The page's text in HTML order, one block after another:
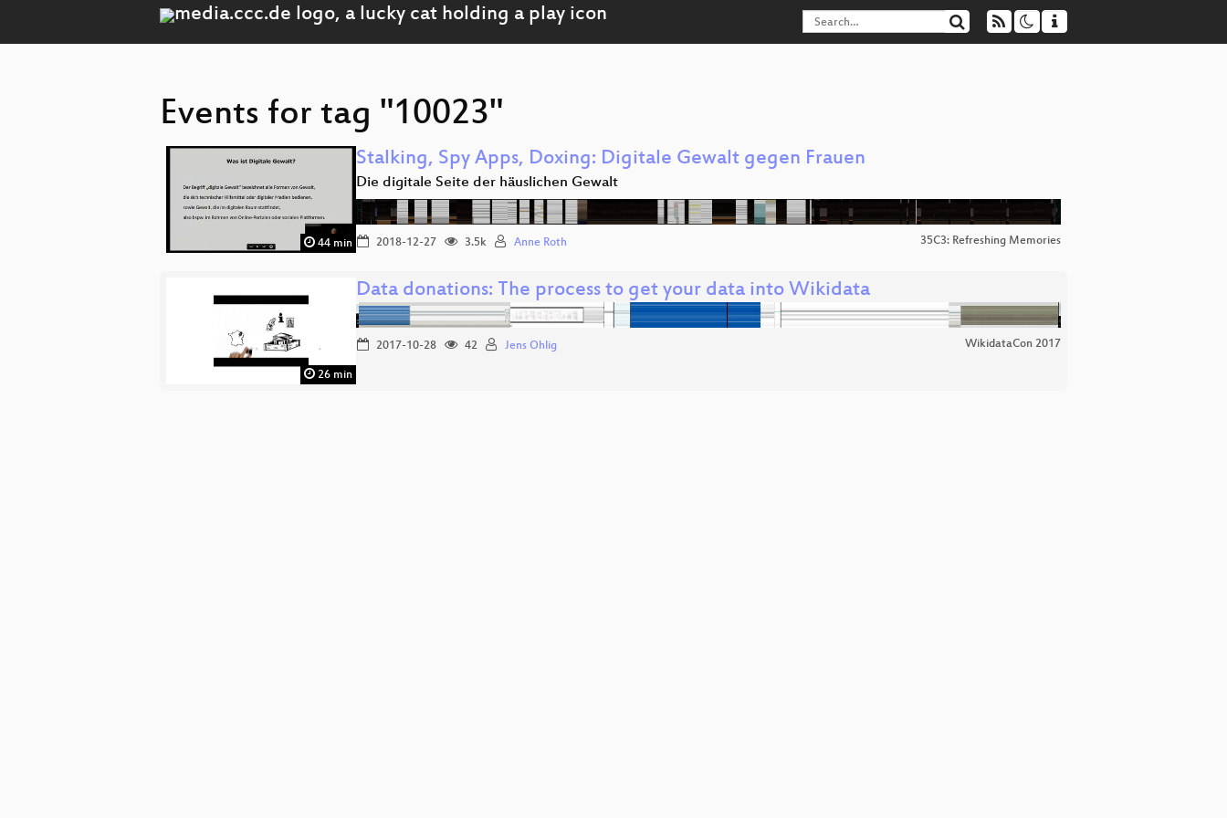
Events for tag "10023"
44 min
Stalking, Spy Apps, Doxing: Digitale Gewalt gegen Frauen
Die digitale Seite der häuslichen Gewalt
2018-12-27 3.5k Anne Roth 35C3: Refreshing Memories
26 min
Data donations: The process to get your data into Wikidata
2017-10-28 42 Jens Ohlig WikidataCon 2017